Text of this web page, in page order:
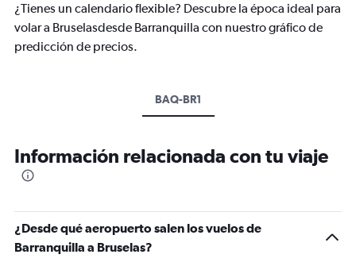
¿Tienes un calendario flexible? Descubre la época ideal para
volar a Bruselasdesde Barranquilla con nuestro gráfico de
predicción de precios.
BAQ-BR1
Información relacionada con tu viaje
¿Desde qué aeropuerto salen los vuelos de
Barranquilla a Bruselas?